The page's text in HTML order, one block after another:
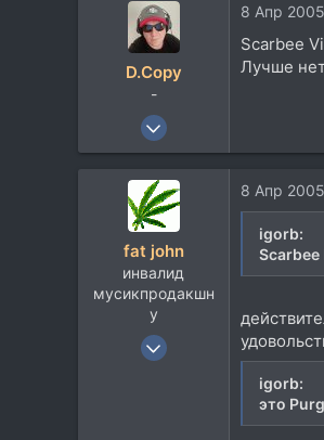
D.Copy
-
7 Апр 2004
8 Апр 2005
Scarbee
Лучше
fat john
инвалид
мусикпродакшн
у
12 Мар 2005
8 Апр 2005
igorb:
Scarbee
igorb:
это